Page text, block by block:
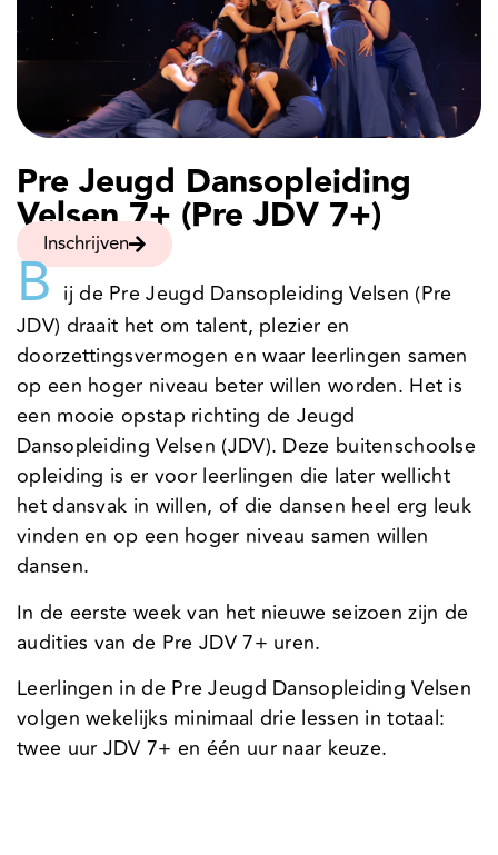
Pre Jeugd Dansopleiding
Velsen 7+ (Pre JDV 7+)
Inschrijven
B ij de Pre Jeugd Dansopleiding Velsen (Pre
JDV) draait het om talent, plezier en
doorzettingsvermogen en waar leerlingen samen
op een hoger niveau beter willen worden. Het is
een mooie opstap richting de Jeugd
Dansopleiding Velsen (JDV). Deze buitenschoolse
opleiding is er voor leerlingen die later wellicht
het dansvak in willen, of die dansen heel erg leuk
vinden en op een hoger niveau samen willen
dansen.
In de eerste week van het nieuwe seizoen zijn de
audities van de Pre JDV 7+ uren.
Leerlingen in de Pre Jeugd Dansopleiding Velsen
volgen wekelijks minimaal drie lessen in totaal:
twee uur JDV 7+ en één uur naar keuze.